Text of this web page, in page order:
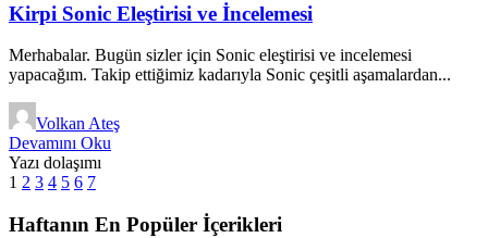
Kirpi Sonic Eleştirisi ve İncelemesi
Merhabalar. Bugün sizler için Sonic eleştirisi ve incelemesi
yapacağım. Takip ettiğimiz kadarıyla Sonic çeşitli aşamalardan...
Volkan Ateş
Devamını Oku
Yazı dolaşımı
1 2 3 4 5 6 7
Haftanın En Popüler İçerikleri